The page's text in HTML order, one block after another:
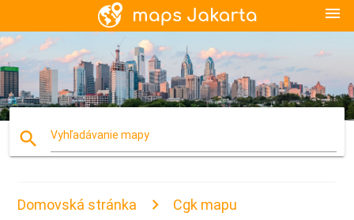
menu
search Vyhľadávanie mapy
Domovská stránka Cgk mapu